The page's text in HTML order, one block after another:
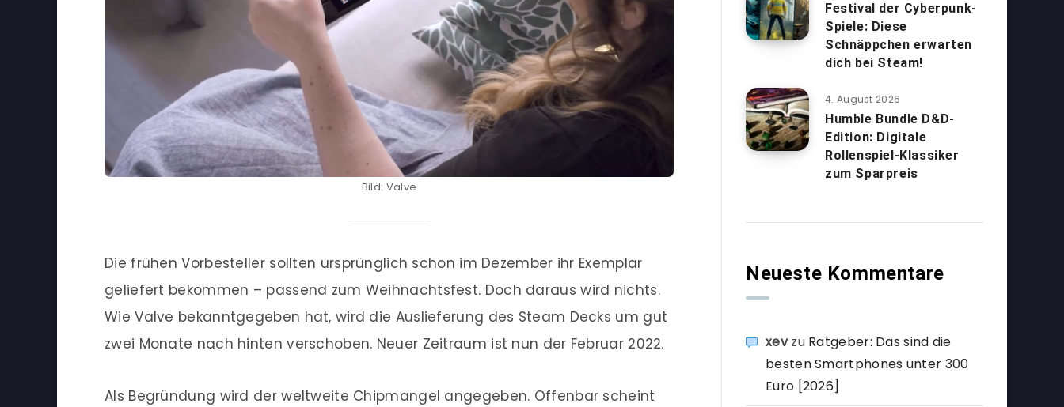
Bild: Valve
Die frühen Vorbesteller sollten ursprünglich schon im Dezember ihr Exemplar
geliefert bekommen – passend zum Weihnachtsfest. Doch daraus wird nichts.
Wie Valve bekanntgegeben hat, wird die Auslieferung des Steam Decks um gut
zwei Monate nach hinten verschoben. Neuer Zeitraum ist nun der Februar 2022.
Als Begründung wird der weltweite Chipmangel angegeben. Offenbar scheint
Festival der Cyberpunk-
Spiele: Diese
Schnäppchen erwarten
dich bei Steam!
4. August 2026
Humble Bundle D&D-
Edition: Digitale
Rollenspiel-Klassiker
zum Sparpreis
Neueste Kommentare
xevzu Ratgeber: Das sind die
besten Smartphones unter 300
Euro [2026]